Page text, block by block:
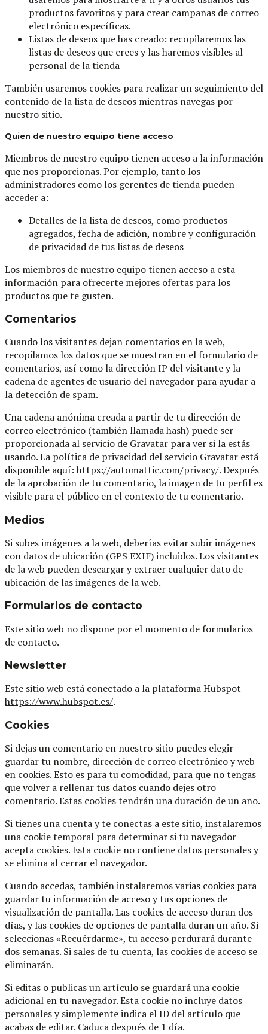
productos favoritos y para crear campañas de correo
electrónico específicas.
Listas de deseos que has creado: recopilaremos las
listas de deseos que crees y las haremos visibles al
personal de la tienda
También usaremos cookies para realizar un seguimiento del
contenido de la lista de deseos mientras navegas por
nuestro sitio.
Quien de nuestro equipo tiene acceso
Miembros de nuestro equipo tienen acceso a la información
que nos proporcionas. Por ejemplo, tanto los
administradores como los gerentes de tienda pueden
acceder a:
Detalles de la lista de deseos, como productos
agregados, fecha de adición, nombre y configuración
de privacidad de tus listas de deseos
Los miembros de nuestro equipo tienen acceso a esta
información para ofrecerte mejores ofertas para los
productos que te gusten.
Comentarios
Cuando los visitantes dejan comentarios en la web,
recopilamos los datos que se muestran en el formulario de
comentarios, así como la dirección IP del visitante y la
cadena de agentes de usuario del navegador para ayudar a
la detección de spam.
Una cadena anónima creada a partir de tu dirección de
correo electrónico (también llamada hash) puede ser
proporcionada al servicio de Gravatar para ver si la estás
usando. La política de privacidad del servicio Gravatar está
disponible aquí: https://automattic.com/privacy/. Después
de la aprobación de tu comentario, la imagen de tu perfil es
visible para el público en el contexto de tu comentario.
Medios
Si subes imágenes a la web, deberías evitar subir imágenes
con datos de ubicación (GPS EXIF) incluidos. Los visitantes
de la web pueden descargar y extraer cualquier dato de
ubicación de las imágenes de la web.
Formularios de contacto
Este sitio web no dispone por el momento de formularios
de contacto.
Newsletter
Este sitio web está conectado a la plataforma Hubspot
https://www.hubspot.es/.
Cookies
Si dejas un comentario en nuestro sitio puedes elegir
guardar tu nombre, dirección de correo electrónico y web
en cookies. Esto es para tu comodidad, para que no tengas
que volver a rellenar tus datos cuando dejes otro
comentario. Estas cookies tendrán una duración de un año.
Si tienes una cuenta y te conectas a este sitio, instalaremos
una cookie temporal para determinar si tu navegador
acepta cookies. Esta cookie no contiene datos personales y
se elimina al cerrar el navegador.
Cuando accedas, también instalaremos varias cookies para
guardar tu información de acceso y tus opciones de
visualización de pantalla. Las cookies de acceso duran dos
días, y las cookies de opciones de pantalla duran un año. Si
seleccionas «Recuérdarme», tu acceso perdurará durante
dos semanas. Si sales de tu cuenta, las cookies de acceso se
eliminarán.
Si editas o publicas un artículo se guardará una cookie
adicional en tu navegador. Esta cookie no incluye datos
personales y simplemente indica el ID del artículo que
acabas de editar. Caduca después de 1 día.